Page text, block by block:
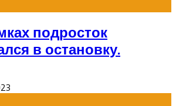
подросток
в остановку.